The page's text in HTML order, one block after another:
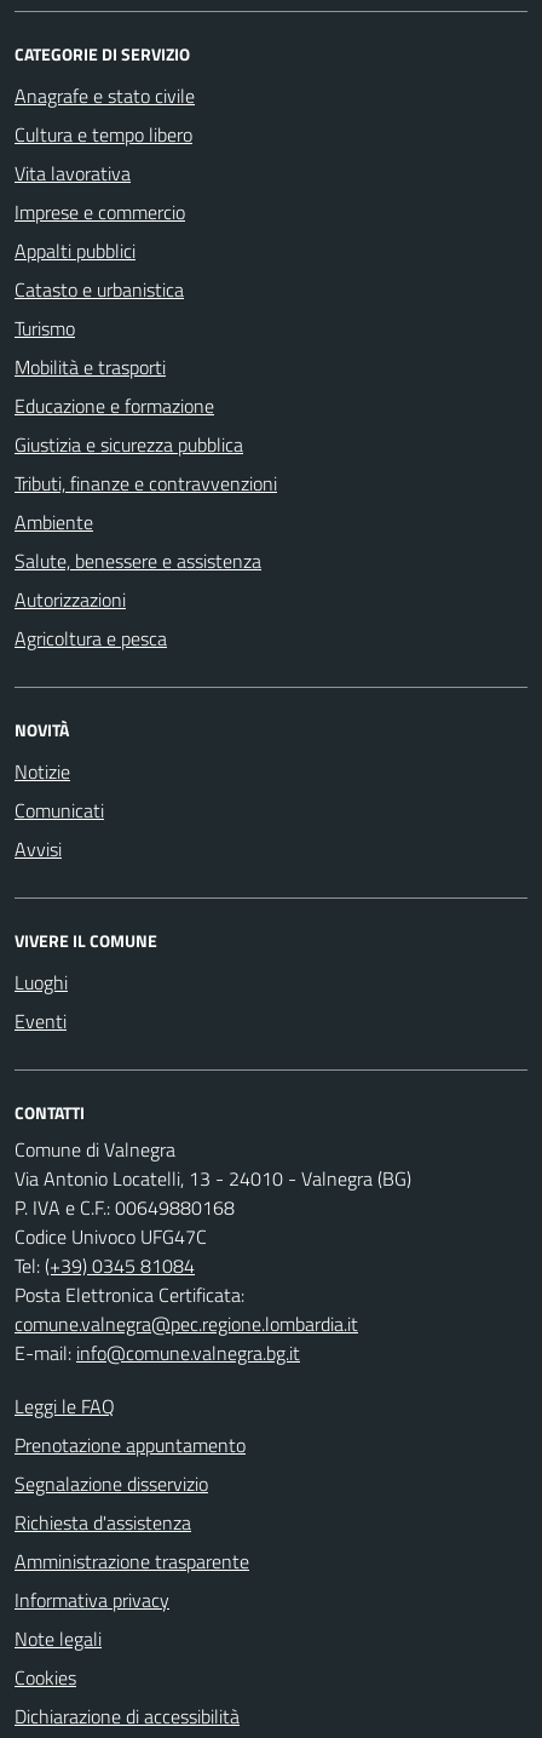
CATEGORIE DI SERVIZIO
Anagrafe e stato civile
Cultura e tempo libero
Vita lavorativa
Imprese e commercio
Appalti pubblici
Catasto e urbanistica
Turismo
Mobilità e trasporti
Educazione e formazione
Giustizia e sicurezza pubblica
Tributi, finanze e contravvenzioni
Ambiente
Salute, benessere e assistenza
Autorizzazioni
Agricoltura e pesca
NOVITÀ
Notizie
Comunicati
Avvisi
VIVERE IL COMUNE
Luoghi
Eventi
CONTATTI
Comune di Valnegra
Via Antonio Locatelli, 13 - 24010 - Valnegra (BG)
P. IVA e C.F.: 00649880168
Codice Univoco UFG47C
Tel:(+39) 0345 81084
Posta Elettronica Certificata:
comune.valnegra@pec.regione.lombardia.it
E-mail: info@comune.valnegra.bg.it
Leggi le FAQ
Prenotazione appuntamento
Segnalazione disservizio
Richiesta d'assistenza
Amministrazione trasparente
Informativa privacy
Note legali
Cookies
Dichiarazione di accessibilità